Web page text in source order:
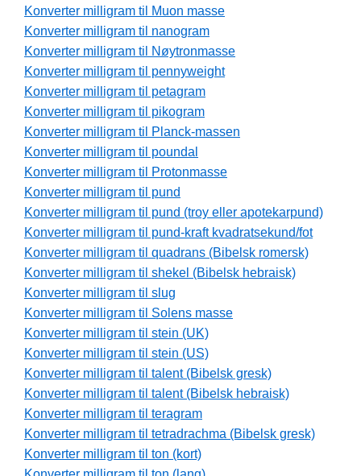
Konverter milligram til Muon masse
Konverter milligram til nanogram
Konverter milligram til Nøytronmasse
Konverter milligram til pennyweight
Konverter milligram til petagram
Konverter milligram til pikogram
Konverter milligram til Planck-massen
Konverter milligram til poundal
Konverter milligram til Protonmasse
Konverter milligram til pund
Konverter milligram til pund (troy eller apotekarpund)
Konverter milligram til pund-kraft kvadratsekund/fot
Konverter milligram til quadrans (Bibelsk romersk)
Konverter milligram til shekel (Bibelsk hebraisk)
Konverter milligram til slug
Konverter milligram til Solens masse
Konverter milligram til stein (UK)
Konverter milligram til stein (US)
Konverter milligram til talent (Bibelsk gresk)
Konverter milligram til talent (Bibelsk hebraisk)
Konverter milligram til teragram
Konverter milligram til tetradrachma (Bibelsk gresk)
Konverter milligram til ton (kort)